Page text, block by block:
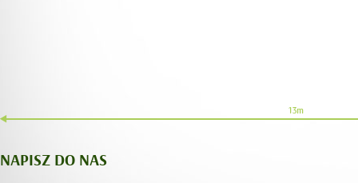
NAPISZ DO NAS